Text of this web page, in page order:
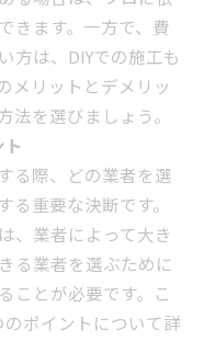
きます。一方で、費
方は、DIYでの施工も
メリットとデメリッ
法を選びましょう。
る際、どの業者を選
重要な決断です。
、業者によって大き
る業者を選ぶために
ことが必要です。こ
ポイントについて詳